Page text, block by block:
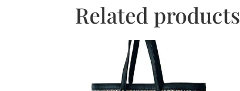
Related products